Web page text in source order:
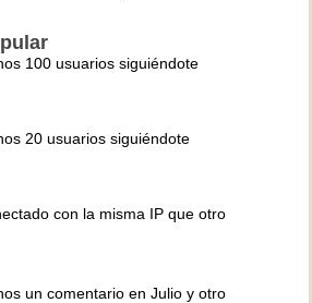
100 usuarios siguiéndote
20 usuarios siguiéndote
con la misma IP que otro
un comentario en Julio y otro